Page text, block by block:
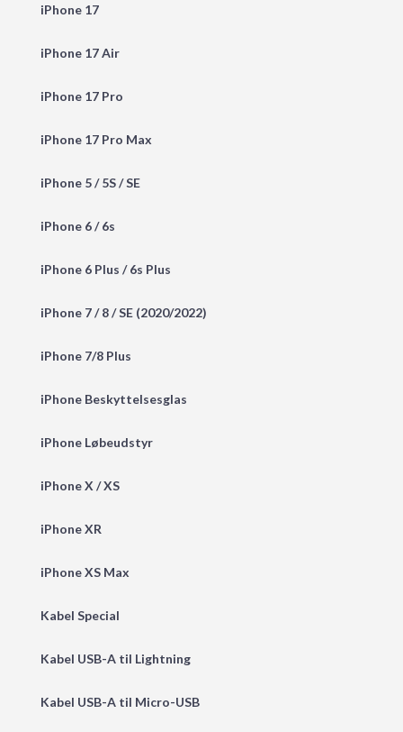
iPhone 17
iPhone 17 Air
iPhone 17 Pro
iPhone 17 Pro Max
iPhone 5 / 5S / SE
iPhone 6 / 6s
iPhone 6 Plus / 6s Plus
iPhone 7 / 8 / SE (2020/2022)
iPhone 7/8 Plus
iPhone Beskyttelsesglas
iPhone Løbeudstyr
iPhone X / XS
iPhone XR
iPhone XS Max
Kabel Special
Kabel USB-A til Lightning
Kabel USB-A til Micro-USB